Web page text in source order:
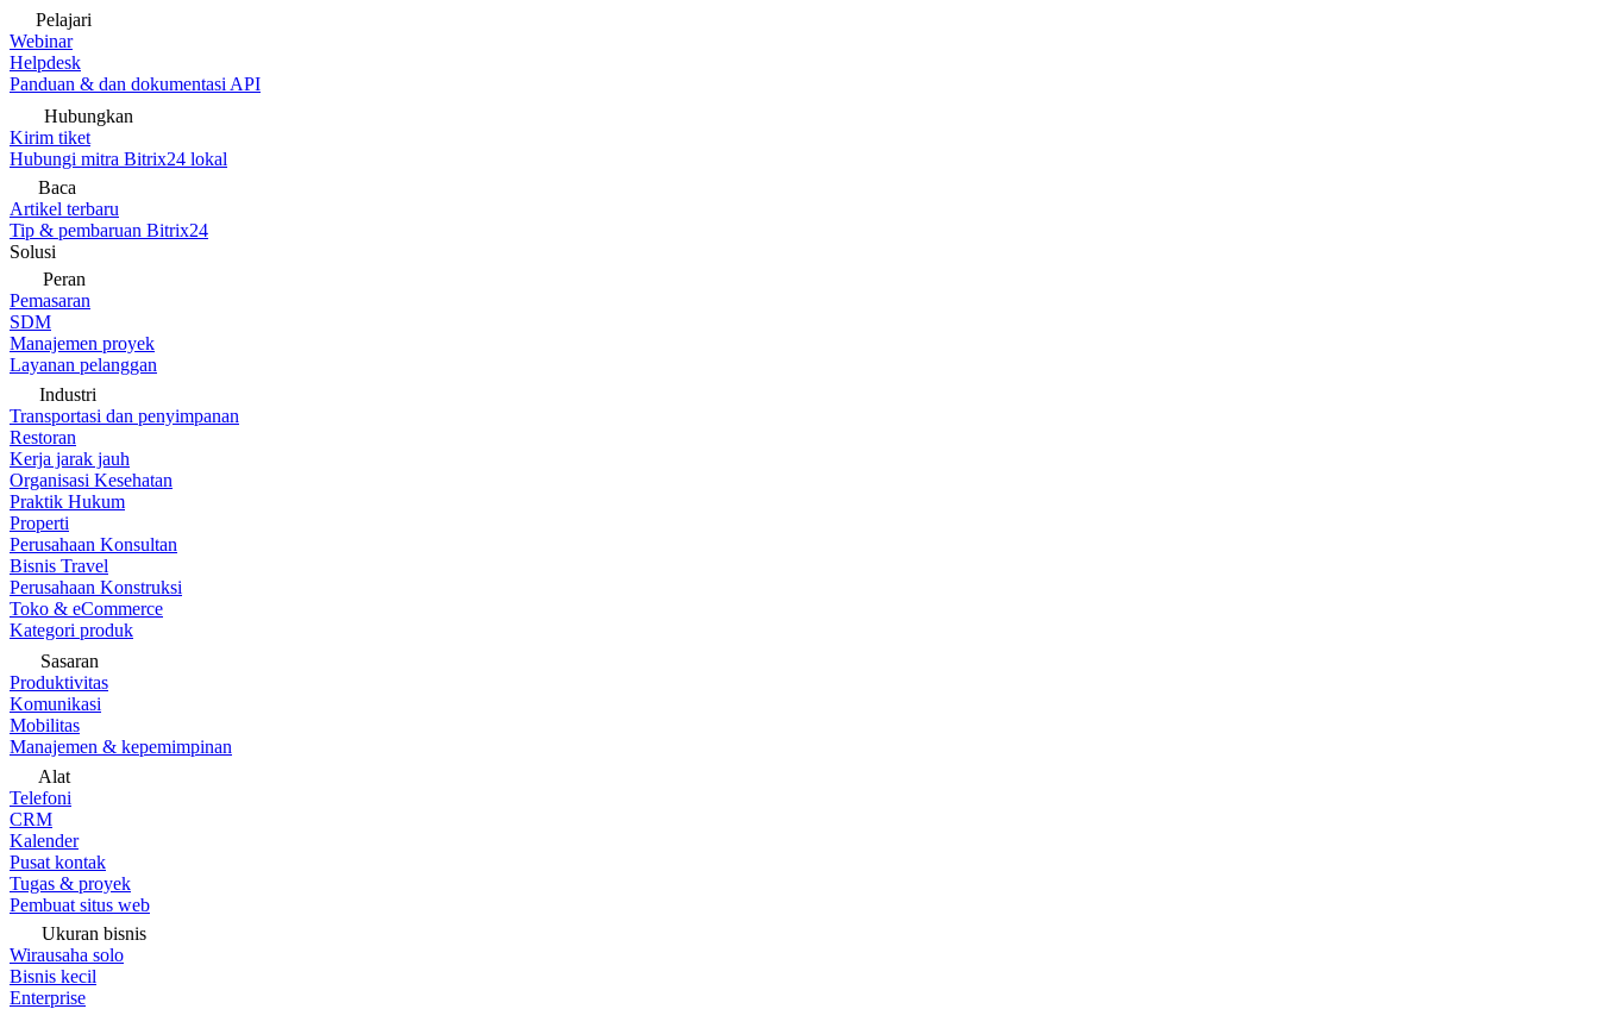
Pelajari
Webinar
Helpdesk
Panduan & dan dokumentasi API
Hubungkan
Kirim tiket
Hubungi mitra Bitrix24 lokal
Baca
Artikel terbaru
Tip & pembaruan Bitrix24
Solusi
Peran
Pemasaran
SDM
Manajemen proyek
Layanan pelanggan
Industri
Transportasi dan penyimpanan
Restoran
Kerja jarak jauh
Organisasi Kesehatan
Praktik Hukum
Properti
Perusahaan Konsultan
Bisnis Travel
Perusahaan Konstruksi
Toko & eCommerce
Kategori produk
Sasaran
Produktivitas
Komunikasi
Mobilitas
Manajemen & kepemimpinan
Alat
Telefoni
CRM
Kalender
Pusat kontak
Tugas & proyek
Pembuat situs web
Ukuran bisnis
Wirausaha solo
Bisnis kecil
Enterprise